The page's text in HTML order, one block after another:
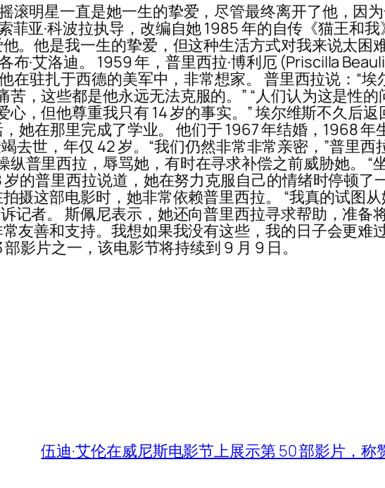
滚明星一直是她一生的挚爱，尽管最终离开了他，因
亚·科波拉执导，改编自她 1985 年的自传《猫王和
。他是我一生的挚爱，但这种生活方式对我来说太困
·艾洛迪。 1959 年，普里西拉·博利厄 (Priscilla
在驻扎于西德的美军中，非常想家。 普里西拉说：“
，这些都是他永远无法克服的。” “人们认为这是性
，但他尊重我只有 14 岁的事实。” 埃尔维斯不久后
她在那里完成了学业。 他们于 1967 年结婚，1968 年
去世，年仅 42 岁。“我们仍然非常非常亲密，”普里西
普里西拉，辱骂她，有时在寻求补偿之前威胁她。 “
的普里西拉说道，她在努力克服自己的情绪时停顿了
摄这部电影时，她非常依赖普里西拉。 “我真的试图
记者。 斯佩尼表示，她还向普里西拉寻求帮助，准备
友善和支持。我想如果我没有这些，我的日子会更难
影片之一，该电影节将持续到 9 月 9 日。
伍迪·艾伦在威尼斯电影节上展示第 50 部影片，称